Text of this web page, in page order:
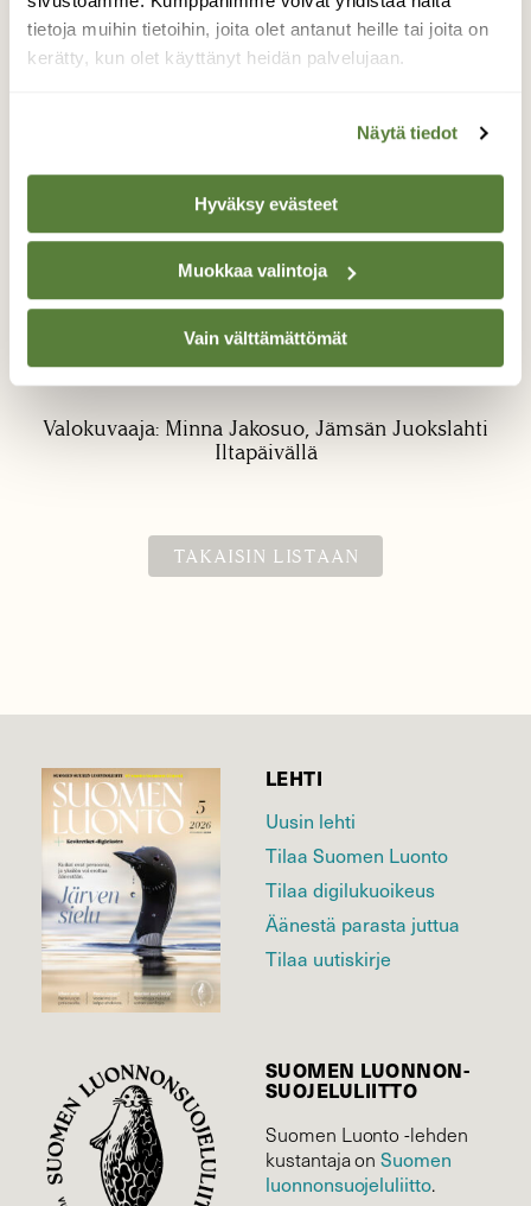
tietoja muihin tietoihin, joita olet antanut heille tai joita on
kerätty, kun olet käyttänyt heidän palvelujaan.
Näytä tiedot
Hyväksy evästeet
Muokkaa valintoja
Vain välttämättömät
Puron jäätaidetta
Lähdin seuraamaan puroa, jonka joskus
sienireissulla löysin. Metsään oli hakattu
aukko ja viimeisin myrsky oli kaatanut puroa
solisi edelleen ja pakkanen oli tehnyt upeita
Valokuvaaja: Minna Jakosuo, Jämsän Juokslahti
Iltapäivällä
TAKAISIN LISTAAN
LEHTI
Uusin lehti
Tilaa Suomen Luonto
Tilaa digilukuoikeus
Äänestä parasta juttua
Tilaa uutiskirje
SUOMEN LUONNON­
SUOJELU­LIITTO
Suomen Luonto -lehden
kustantaja onSuomen
luonnonsuojelu­liitto.